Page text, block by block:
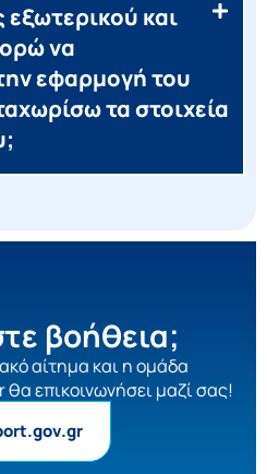
εξωτερικού και
να
εφαρμογή του
τα στοιχεία
βοήθεια;
αίτημα και η ομάδα
επικοινωνήσει μαζί σας!